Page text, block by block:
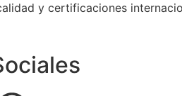
y certificaciones